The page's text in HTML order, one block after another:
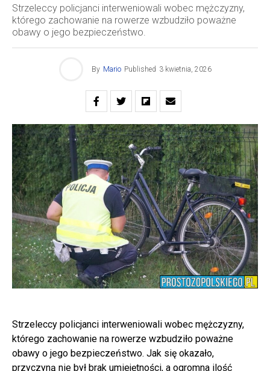
Strzeleccy policjanci interweniowali wobec mężczyzny,
którego zachowanie na rowerze wzbudziło poważne
obawy o jego bezpieczeństwo.
By Mario Published 3 kwietnia, 2026
Strzeleccy policjanci interweniowali wobec mężczyzny,
którego zachowanie na rowerze wzbudziło poważne
obawy o jego bezpieczeństwo. Jak się okazało,
przyczyną nie był brak umiejętności, a ogromna ilość